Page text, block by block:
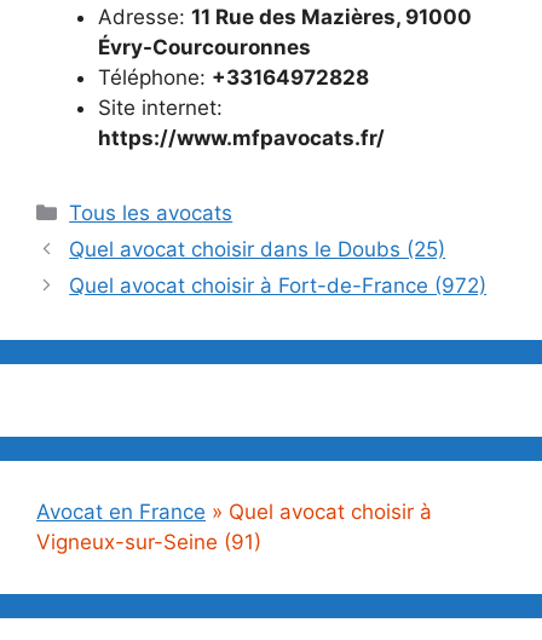
Adresse: 11 Rue des Mazières, 91000
Évry-Courcouronnes
Téléphone: +33164972828
Site internet:
https://www.mfpavocats.fr/
Catégories
Tous les avocats
Quel avocat choisir dans le Doubs (25)
Quel avocat choisir à Fort-de-France (972)
Avocat en France » Quel avocat choisir à
Vigneux-sur-Seine (91)